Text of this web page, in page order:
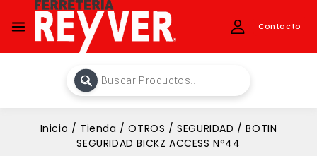
Contacto
Inicio / Tienda / OTROS / SEGURIDAD / BOTIN
SEGURIDAD BICKZ ACCESS N°44